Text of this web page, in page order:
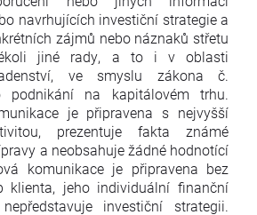
navrhujících investiční strategie a
zájmů nebo náznaků střetu
jiné rady, a to i v oblasti
ve smyslu zákona č.
podnikání na kapitálovém trhu.
je připravena s nejvyšší
prezentuje fakta známé
a neobsahuje žádné hodnotící
komunikace je připravena bez
klienta, jeho individuální finanční
investiční strategii.